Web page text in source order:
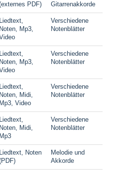
PDF)
Gitarrenakkorde
Liedtext,
Noten, Mp3,
Verschiedene
Notenblätter
Liedtext,
Noten, Mp3,
Verschiedene
Notenblätter
Liedtext,
Noten, Midi,
Mp3, Video
Verschiedene
Notenblätter
Liedtext,
Noten, Midi,
Mp3
Verschiedene
Notenblätter
Liedtext, Noten
Melodie und
Akkorde